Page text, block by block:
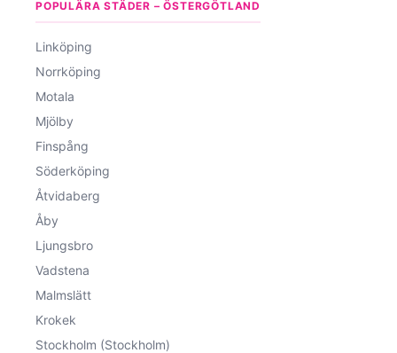
POPULÄRA STÄDER – ÖSTERGÖTLAND
Linköping
Norrköping
Motala
Mjölby
Finspång
Söderköping
Åtvidaberg
Åby
Ljungsbro
Vadstena
Malmslätt
Krokek
Stockholm (Stockholm)